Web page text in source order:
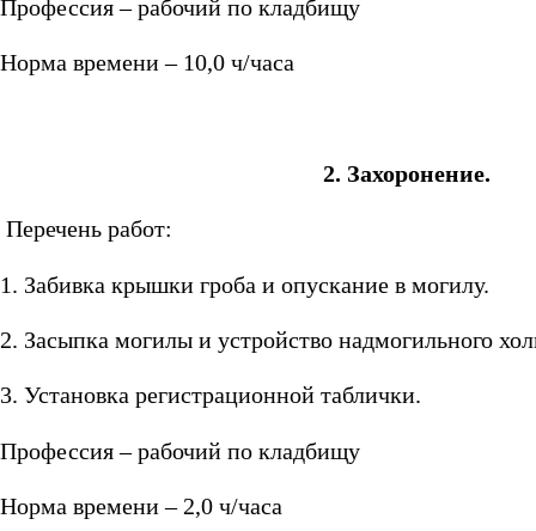
Профессия – рабочий по кладбищу
Норма времени – 10,0 ч/часа
2. Захоронение.
Перечень работ:
1. Забивка крышки гроба и опускание в могилу.
2. Засыпка могилы и устройство надмогильного
3. Установка регистрационной таблички.
Профессия – рабочий по кладбищу
Норма времени – 2,0 ч/часа